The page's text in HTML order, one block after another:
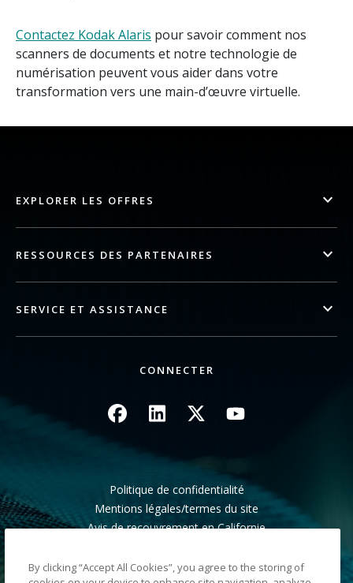
Contactez Kodak Alaris pour savoir comment nos
scanners de documents et notre technologie de
numérisation peuvent vous aider dans votre
transformation vers une main-d’œuvre virtuelle.
EXPLORER LES OFFRES
RESSOURCES DES PARTENAIRES
SERVICE ET ASSISTANCE
CONNECTER
Image Image Image Image
Politique de confidentialité
Mentions légales/termes du site
Avis de recouvrement en Californie
Plan du site
By clicking “Accept All Cookies”, you agree to the storing of